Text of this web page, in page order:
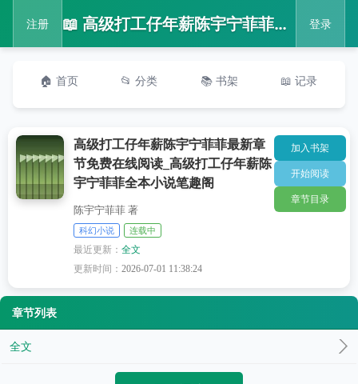
注册 📖 高级打工仔年薪陈宇宁菲菲最新章节免费在线阅读_高级打工仔年薪陈宇宁菲菲全本小说笔趣阁 登录
🏠 首页 📂 分类 📚 书架 📖 记录
高级打工仔年薪陈宇宁菲菲最新章
节免费在线阅读_高级打工仔年薪陈
宇宁菲菲全本小说笔趣阁
陈宇宁菲菲 著
科幻小说 连载中
最近更新：全文
更新时间：2026-07-01 11:38:24
加入书架
开始阅读
章节目录
章节列表
全文